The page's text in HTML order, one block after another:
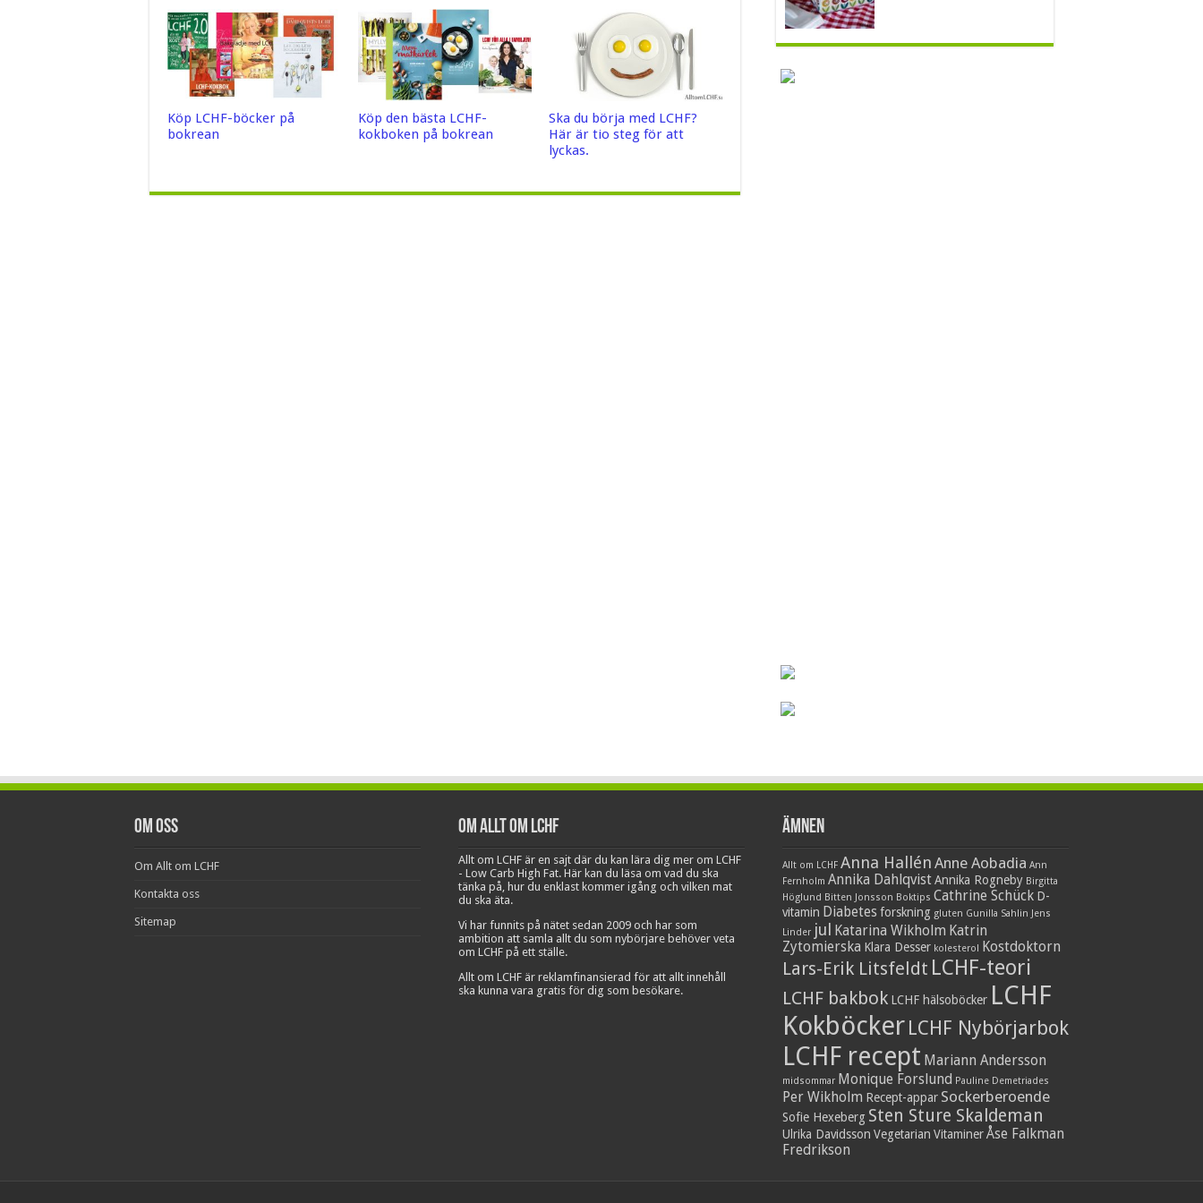
Köp LCHF-böcker på
bokrean
Köp den bästa LCHF-
kokboken på bokrean
Ska du börja med LCHF?
Här är tio steg för att
lyckas.
Om oss
Om Allt om LCHF
Kontakta oss
Sitemap
Om Allt om LCHF
Allt om LCHF är en sajt där du kan lära dig mer om LCHF
- Low Carb High Fat. Här kan du läsa om vad du ska
tänka på, hur du enklast kommer igång och vilken mat
du ska äta.
Vi har funnits på nätet sedan 2009 och har som
ambition att samla allt du som nybörjare behöver veta
om LCHF på ett ställe.
Allt om LCHF är reklamfinansierad för att allt innehåll
ska kunna vara gratis för dig som besökare.
Ämnen
Allt om LCHF Anna Hallén Anne Aobadia Ann
Fernholm Annika DahlqvistAnnika Rogneby Birgitta
Höglund Bitten Jonsson Boktips Cathrine Schück D-
vitamin Diabetes forskning gluten Gunilla Sahlin Jens
Linder jul Katarina Wikholm Katrin
Zytomierska Klara Desser kolesterol Kostdoktorn
Lars-Erik Litsfeldt LCHF-teori
LCHF bakbok LCHF hälsoböcker LCHF
Kokböcker LCHF Nybörjarbok
LCHF recept Mariann Andersson
midsommar Monique Forslund Pauline Demetriades
Per Wikholm Recept-appar Sockerberoende
Sofie Hexeberg Sten Sture Skaldeman
Ulrika Davidsson Vegetarian VitaminerÅse Falkman
Fredrikson